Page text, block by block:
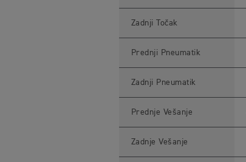
Zadnji Točak
Prednji Pneumatik
Zadnji Pneumatik
Prednje Vešanje
Zadnje Vešanje